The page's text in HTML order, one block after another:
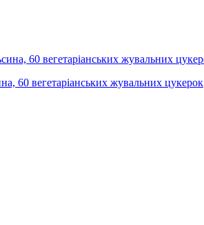
60 вегетаріанських жувальних цукерок